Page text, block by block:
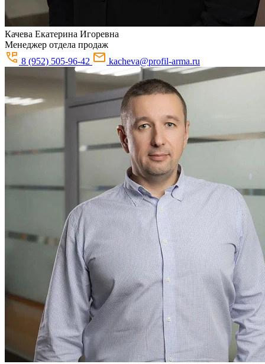
Качева Екатерина Игоревна
Менеджер отдела продаж
8 (952) 505-96-42
kacheva@profil-arma.ru